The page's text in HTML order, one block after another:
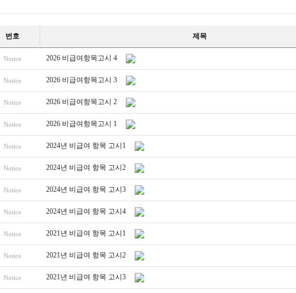
번호 제목
Notice 2026 비급여항목고시 4
Notice 2026 비급여항목고시 3
Notice 2026 비급여항목고시 2
Notice 2026 비급여항목고시 1
Notice 2024년 비급여 항목 고시1
Notice 2024년 비급여 항목 고시2
Notice 2024년 비급여 항목 고시3
Notice 2024년 비급여 항목 고시4
Notice 2021년 비급여 항목 고시1
Notice 2021년 비급여 항목 고시2
Notice 2021년 비급여 항목 고시3